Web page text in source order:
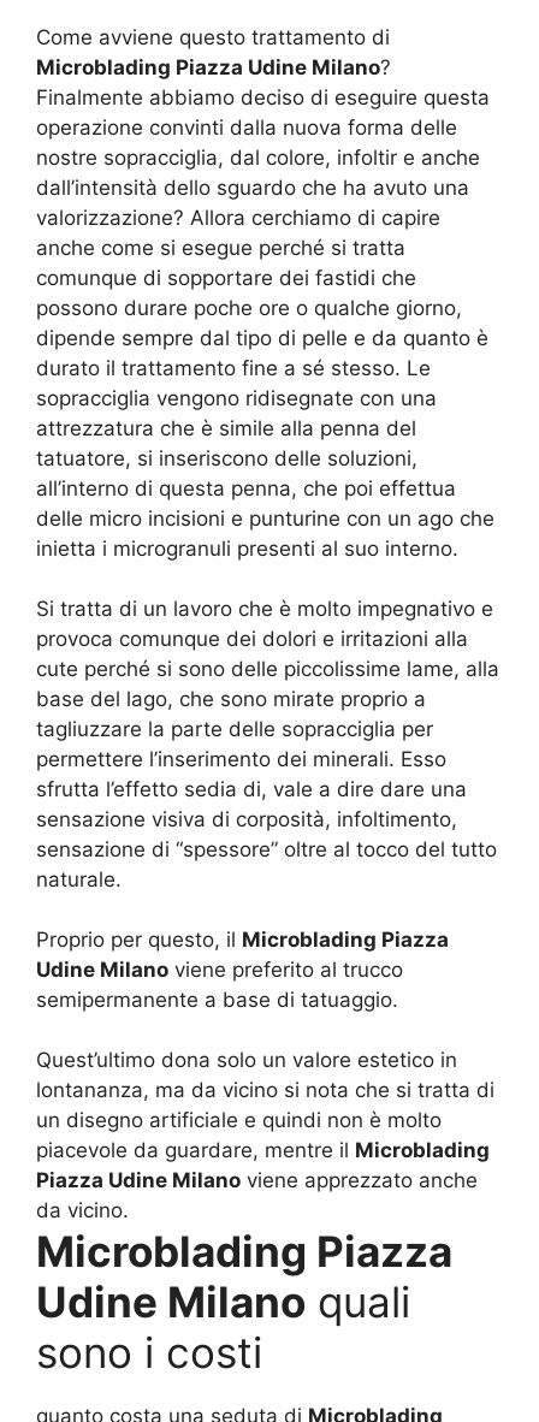
Come avviene questo trattamento di
Microblading Piazza Udine Milano?
Finalmente abbiamo deciso di eseguire questa
operazione convinti dalla nuova forma delle
nostre sopracciglia, dal colore, infoltir e anche
dall’intensità dello sguardo che ha avuto una
valorizzazione? Allora cerchiamo di capire
anche come si esegue perché si tratta
comunque di sopportare dei fastidi che
possono durare poche ore o qualche giorno,
dipende sempre dal tipo di pelle e da quanto è
durato il trattamento fine a sé stesso. Le
sopracciglia vengono ridisegnate con una
attrezzatura che è simile alla penna del
tatuatore, si inseriscono delle soluzioni,
all’interno di questa penna, che poi effettua
delle micro incisioni e punturine con un ago che
inietta i microgranuli presenti al suo interno.
Si tratta di un lavoro che è molto impegnativo e
provoca comunque dei dolori e irritazioni alla
cute perché si sono delle piccolissime lame, alla
base del lago, che sono mirate proprio a
tagliuzzare la parte delle sopracciglia per
permettere l’inserimento dei minerali. Esso
sfrutta l’effetto sedia di, vale a dire dare una
sensazione visiva di corposità, infoltimento,
sensazione di “spessore” oltre al tocco del tutto
naturale.
Proprio per questo, il Microblading Piazza
Udine Milano viene preferito al trucco
semipermanente a base di tatuaggio.
Quest’ultimo dona solo un valore estetico in
lontananza, ma da vicino si nota che si tratta di
un disegno artificiale e quindi non è molto
piacevole da guardare, mentre il Microblading
Piazza Udine Milano viene apprezzato anche
da vicino.
Microblading Piazza
Udine Milano quali
sono i costi
quanto costa una seduta di Microblading